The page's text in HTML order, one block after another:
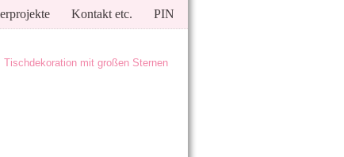
Kontakt etc. PIN
Tischdekoration mit großen Sternen